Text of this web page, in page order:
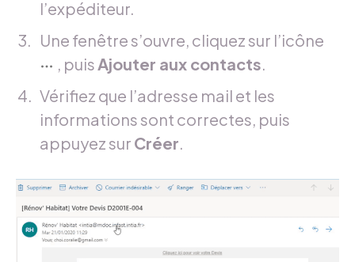
l’expéditeur.
Une fenêtre s’ouvre, cliquez sur l’icône
, puisAjouter aux contacts.
Vérifiez que l’adresse mail et les
informations sont correctes, puis
appuyez sur Créer.